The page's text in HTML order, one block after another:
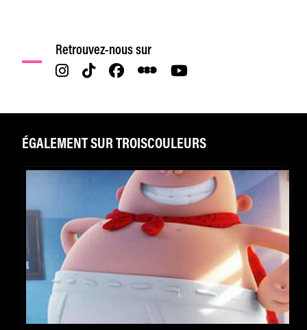
Retrouvez-nous sur
ÉGALEMENT SUR TROISCOULEURS